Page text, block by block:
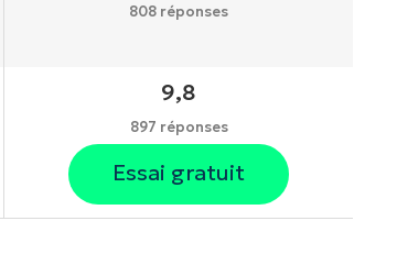
808 réponses
9,8
897 réponses
Essai gratuit